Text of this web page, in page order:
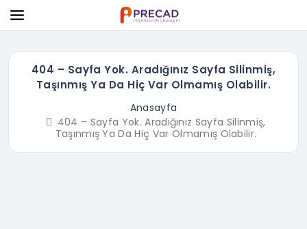
404 – Sayfa Yok. Aradığınız Sayfa Silinmiş,
Taşınmış Ya Da Hiç Var Olmamış Olabilir.
Anasayfa
404 – Sayfa Yok. Aradığınız Sayfa Silinmiş,
Taşınmış Ya Da Hiç Var Olmamış Olabilir.